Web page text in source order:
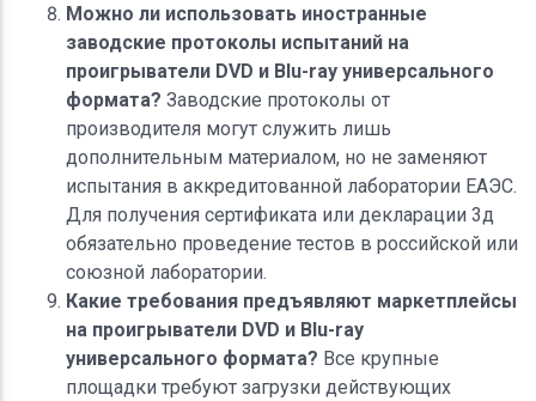
Можно ли использовать иностранные
заводские протоколы испытаний на
проигрыватели DVD и Blu-ray универсального
формата? Заводские протоколы от
производителя могут служить лишь
дополнительным материалом, но не заменяют
испытания в аккредитованной лаборатории ЕАЭС.
Для получения сертификата или декларации 3д
обязательно проведение тестов в российской или
союзной лаборатории.
Какие требования предъявляют маркетплейсы
на проигрыватели DVD и Blu-ray
универсального формата? Все крупные
площадки требуют загрузки действующих